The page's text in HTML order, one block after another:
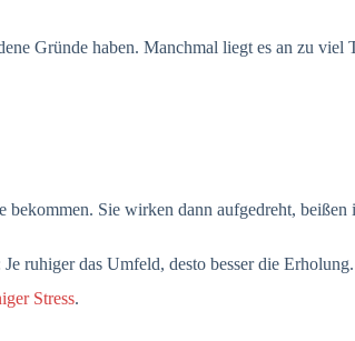
Gründe haben. Manchmal liegt es an zu
bekommen. Sie wirken dann aufgedreht,
ruhiger das Umfeld, desto besser die Erholung.
Stress.